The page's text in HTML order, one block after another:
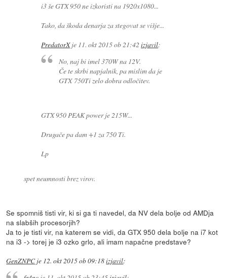
i3 še GTX 950 ne izkoristi na 1920x1080...
Tako, da škoda denarja za stegovat se višje...
PredatorXje 11. okt 2015 ob 21:42izjavil:
No, naj bi imel 370W na 12V.
Če te skrbi napjalnik, pa mislim da je
GTX 750Ti zelo dobra odločitev.
GTX 950 PEAK power je 215W...
Drugače pa dam +1 za 750 Ti.
Lp
spet neumnosti brez virov.
Se spomniš tisti vir, ki si ga ti navedel, da NV dela bolje od AMDja
na slabših procesorjih?
Ja to je tisti vir, na katerem se vidi, da GTX 950 dela bolje na i7 kot
na i3 -> torej je i3 ozko grlo, ali imam napačne predstave?
GenZNPCje 12. okt 2015 ob 09:18izjavil: